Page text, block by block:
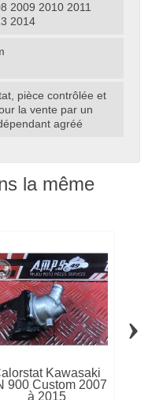
2009 2010 2011
2014
pièce contrôlée et
la vente par un
agréé
la même
Kawasaki
900 Custom 2007
à 2015
›